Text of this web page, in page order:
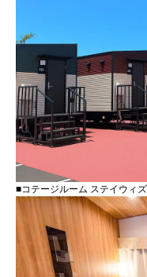
■コテージルーム ステイウィ